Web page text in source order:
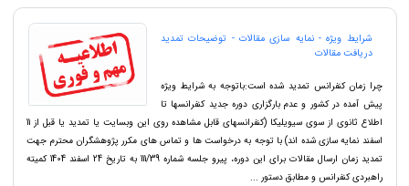
شرایط ویژه - نمایه سازی مقالات - توضیحات تمدید
دریافت مقالات
چرا زمان کنفرانس تمدید شده است:باتوجه به شرایط ویژه
پیش آمده در کشور و عدم بارگزاری دوره جدید کنفرانسها تا
اطلاع ثانوی از سوی سیویلیکا (کنفرانسهای قابل مشاهده روی این وبسایت یا تمدید یا قبل از 11
اسفند نمایه سازی شده اند) با توجه به درخواست ها و تماس های مکرر پژوهشگران محترم جهت
تمدید زمان ارسال مقالات برای این دوره، پیرو جلسه شماره 111/39 به تاریخ 24 اسفند 1404 کمیته
راهبردی کنفرانس و مطابق دستور ...